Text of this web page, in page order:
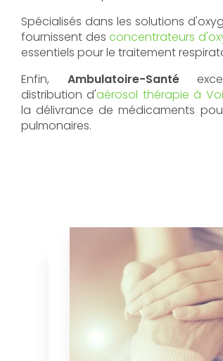
Spécialisés dans les solutions
fournissent desconcentrateurs
essentiels pour le traitement
Enfin, Ambulatoire-Santé
distribution d'aérosol thérapie à
la délivrance de médicaments
pulmonaires.